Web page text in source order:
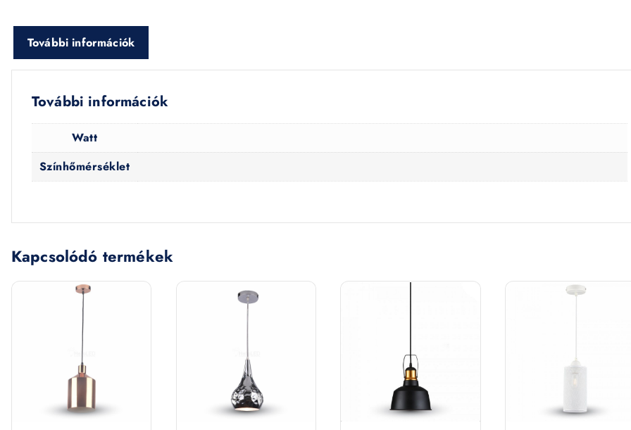
További információk
További információk
Watt
Színhőmérséklet
Kapcsolódó termékek